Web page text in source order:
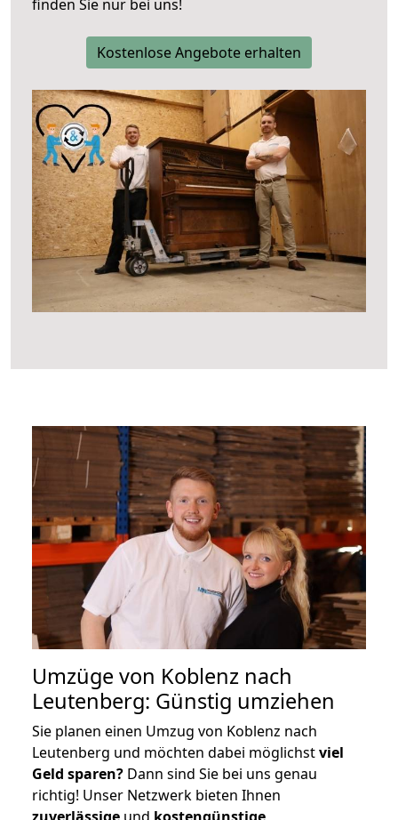
finden Sie nur bei uns!
Kostenlose Angebote erhalten
Umzüge von Koblenz nach
Leutenberg: Günstig umziehen
Sie planen einen Umzug von Koblenz nach
Leutenberg und möchten dabei möglichstviel
Geld sparen? Dann sind Sie bei uns genau
richtig! Unser Netzwerk bieten Ihnen